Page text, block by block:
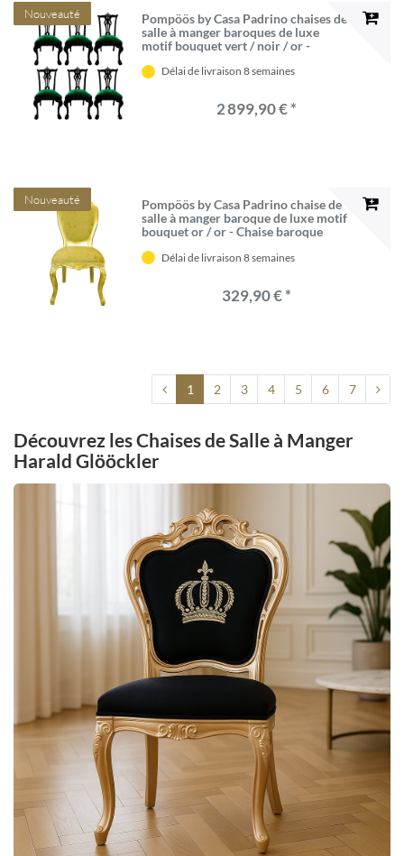
Nouveauté
Pompöös by Casa Padrino chaises de
salle à manger baroques de luxe
motif bouquet vert / noir / or -
par Harald Glööckler - 6 Chaises de
Délai de livraison 8 semaines
2 899,90 € *
Nouveauté
Pompöös by Casa Padrino chaise de
salle à manger baroque de luxe motif
bouquet or / or - Chaise baroque
Glööckler - Mobilier de salle à
Délai de livraison 8 semaines
329,90 € *
1 2 3 4 5 6 7
Découvrez les Chaises de Salle à Manger
Harald Glööckler